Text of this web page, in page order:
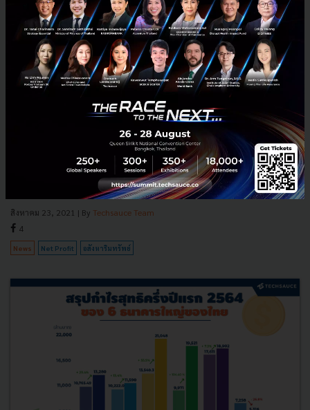
สรุปรายได้และกำไรสุทธิ ครึ่งปีแรกปี 2564 ของ 14 บริษัท
อสังหาริมทรัพย์ชั้นนำของไทย
สรุปรายได้และกำไรสุทธิ ครึ่งปีแรกปี 2564 ของ 14 บริษัทอสังหาริมทรัพย์
สิงหาคม 23, 2021 | By Techsauce Team
4
News Net Profit อสังหาริมทรัพย์